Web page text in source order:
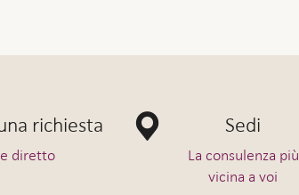
richiesta
diretto
Sedi
La consulenza più
vicina a voi